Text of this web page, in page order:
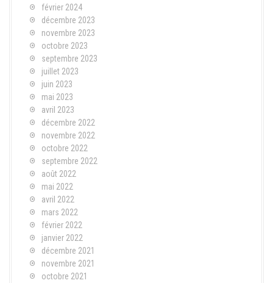
février 2024
décembre 2023
novembre 2023
octobre 2023
septembre 2023
juillet 2023
juin 2023
mai 2023
avril 2023
décembre 2022
novembre 2022
octobre 2022
septembre 2022
août 2022
mai 2022
avril 2022
mars 2022
février 2022
janvier 2022
décembre 2021
novembre 2021
octobre 2021